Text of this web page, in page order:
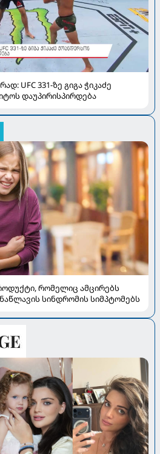
UFC 331-ზე გიგა ჭიკაძე
დაუპირისპირდება
რომელიც ამცირებს
სინდრომის სიმპტომებს